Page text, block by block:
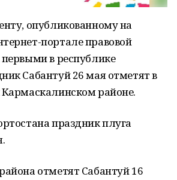
опубликованному на
портале правовой
в республике
Сабантуй 26 мая отметят в
районе.
праздник плуга
отметят Сабантуй 16